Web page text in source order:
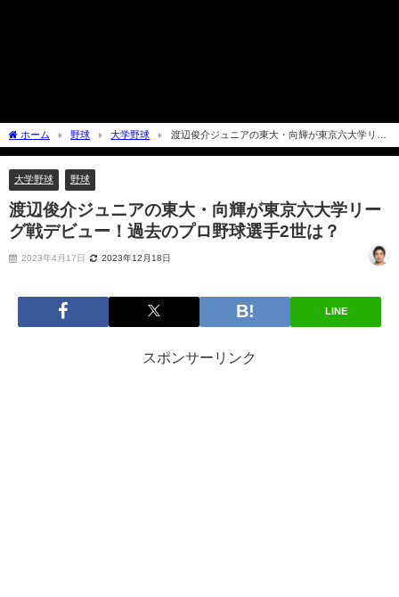
ホーム 野球 大学野球
渡辺俊介ジュニアの東大・向輝が東京六大学リー
グ戦デビュー！過去のプロ野球選手2世は？
大学野球 野球
渡辺俊介ジュニアの東大・向輝が東京六大学リー
グ戦デビュー！過去のプロ野球選手2世は？
2023年4月17日 2023年12月18日
LINE
スポンサーリンク